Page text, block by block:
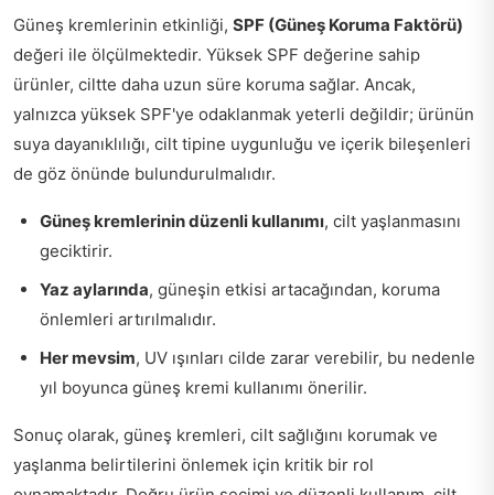
Güneş kremlerinin etkinliği, SPF (Güneş Koruma Faktörü)
değeri ile ölçülmektedir. Yüksek SPF değerine sahip
ürünler, ciltte daha uzun süre koruma sağlar. Ancak,
yalnızca yüksek SPF'ye odaklanmak yeterli değildir; ürünün
suya dayanıklılığı, cilt tipine uygunluğu ve içerik bileşenleri
de göz önünde bulundurulmalıdır.
Güneş kremlerinin düzenli kullanımı, cilt yaşlanmasını
geciktirir.
Yaz aylarında, güneşin etkisi artacağından, koruma
önlemleri artırılmalıdır.
Her mevsim, UV ışınları cilde zarar verebilir, bu nedenle
yıl boyunca güneş kremi kullanımı önerilir.
Sonuç olarak, güneş kremleri, cilt sağlığını korumak ve
yaşlanma belirtilerini önlemek için kritik bir rol